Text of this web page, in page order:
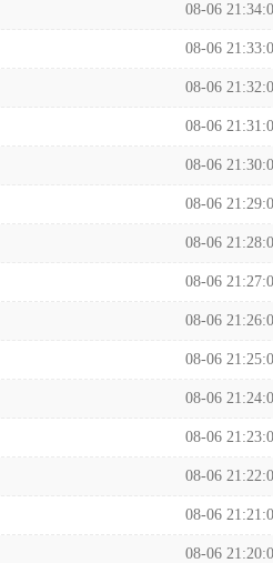
08-06
08-06
08-06
08-06
08-06
08-06
08-06
08-06
08-06
08-06
08-06
08-06
08-06
08-06
08-06